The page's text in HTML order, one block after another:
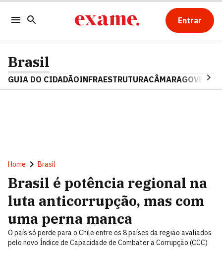
Entrar
Brasil
GUIA DO CIDADÃOINFRAESTRUTURACÂMARAGOVERNO
Home Brasil
Brasil é potência regional na
luta anticorrupção, mas com
uma perna manca
O país só perde para o Chile entre os 8 países da região avaliados
pelo novo Índice de Capacidade de Combater a Corrupção (CCC)